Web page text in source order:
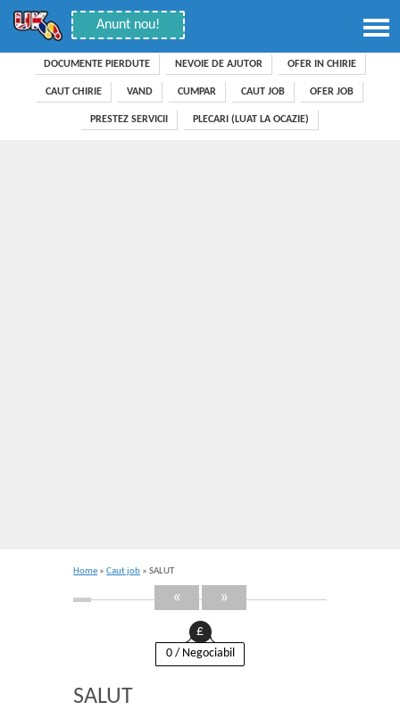
Anunt nou!
DOCUMENTE PIERDUTE NEVOIE DE AJUTOR OFER IN CHIRIE
CAUT CHIRIE VAND CUMPAR CAUT JOB OFER JOB
PRESTEZ SERVICII PLECARI (LUAT LA OCAZIE)
Home »Caut job » SALUT
« »
£
0 / Negociabil
SALUT